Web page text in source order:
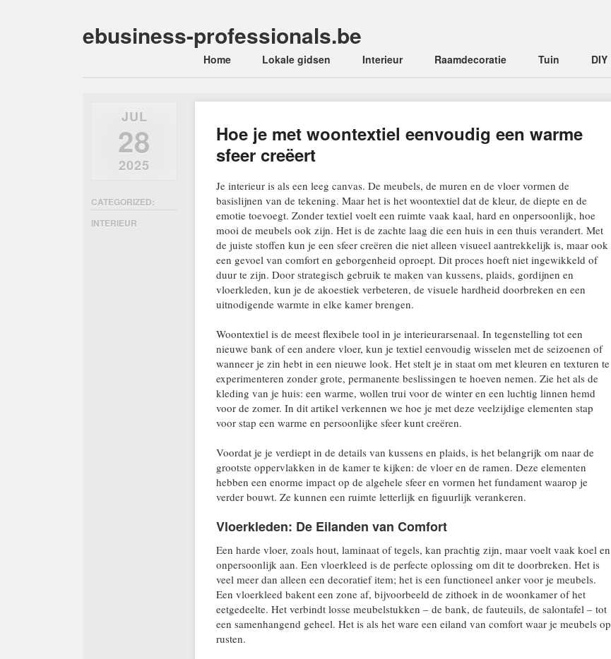
ebusiness-professionals.be
Main menu
Home Lokale gidsen Interieur Raamdecoratie Tuin DIY
Hoe je met woontextiel eenvoudig een warme
sfeer creëert
Je interieur is als een leeg canvas. De meubels, de muren en de vloer vormen de
basislijnen van de tekening. Maar het is het woontextiel dat de kleur, de diepte en de
emotie toevoegt. Zonder textiel voelt een ruimte vaak kaal, hard en onpersoonlijk, hoe
mooi de meubels ook zijn. Het is de zachte laag die een huis in een thuis verandert. Met
de juiste stoffen kun je een sfeer creëren die niet alleen visueel aantrekkelijk is, maar ook
een gevoel van comfort en geborgenheid oproept. Dit proces hoeft niet ingewikkeld of
duur te zijn. Door strategisch gebruik te maken van kussens, plaids, gordijnen en
vloerkleden, kun je de akoestiek verbeteren, de visuele hardheid doorbreken en een
uitnodigende warmte in elke kamer brengen.
Woontextiel is de meest flexibele tool in je interieurarsenaal. In tegenstelling tot een
nieuwe bank of een andere vloer, kun je textiel eenvoudig wisselen met de seizoenen of
wanneer je zin hebt in een nieuwe look. Het stelt je in staat om met kleuren en texturen te
experimenteren zonder grote, permanente beslissingen te hoeven nemen. Zie het als de
kleding van je huis: een warme, wollen trui voor de winter en een luchtig linnen hemd
voor de zomer. In dit artikel verkennen we hoe je met deze veelzijdige elementen stap
voor stap een warme en persoonlijke sfeer kunt creëren.
Voordat je je verdiept in de details van kussens en plaids, is het belangrijk om naar de
grootste oppervlakken in de kamer te kijken: de vloer en de ramen. Deze elementen
hebben een enorme impact op de algehele sfeer en vormen het fundament waarop je
verder bouwt. Ze kunnen een ruimte letterlijk en figuurlijk verankeren.
Vloerkleden: De Eilanden van Comfort
Een harde vloer, zoals hout, laminaat of tegels, kan prachtig zijn, maar voelt vaak koel en
onpersoonlijk aan. Een vloerkleed is de perfecte oplossing om dit te doorbreken. Het is
veel meer dan alleen een decoratief item; het is een functioneel anker voor je meubels.
Een vloerkleed bakent een zone af, bijvoorbeeld de zithoek in de woonkamer of het
eetgedeelte. Het verbindt losse meubelstukken – de bank, de fauteuils, de salontafel – tot
een samenhangend geheel. Het is als het ware een eiland van comfort waar je meubels op
rusten.
JUL
28
2025
CATEGORIZED:
INTERIEUR